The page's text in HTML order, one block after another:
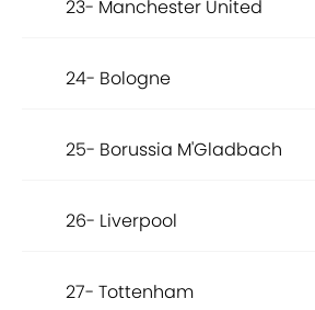
23- Manchester United
24- Bologne
25- Borussia M'Gladbach
26- Liverpool
27- Tottenham